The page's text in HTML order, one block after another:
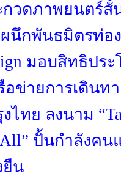
วดภาพยนตร์สั้
นึกพันธมิตรท่อ
มอบสิทธิปร
อข่ายการเดินท
ทย ลงนาม
All” ปั้นกำลังค
ยืน